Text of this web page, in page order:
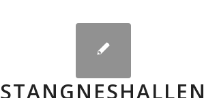
STANGNESHALLEN